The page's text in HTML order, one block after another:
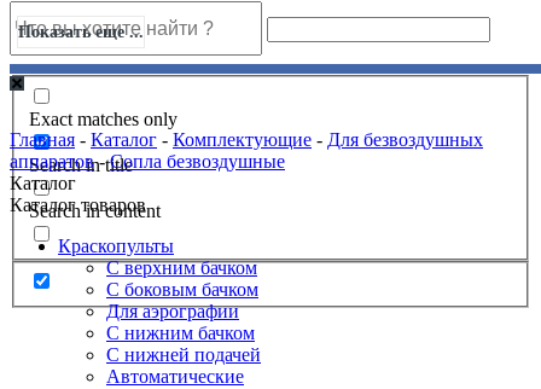
Показать еще ...
Exact matches only
Search in title
Search in content
Главная - Каталог - Комплектующие - Для безвоздушных
аппаратов-Сопла безвоздушные
Каталог
Каталог товаров
Краскопульты
С верхним бачком
С боковым бачком
Для аэрографии
С нижним бачком
С нижней подачей
Автоматические